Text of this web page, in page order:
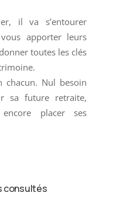
il va s’entourer
apporter leurs
toutes les clés
chacun. Nul besoin
sa future retraite,
placer ses
consultés